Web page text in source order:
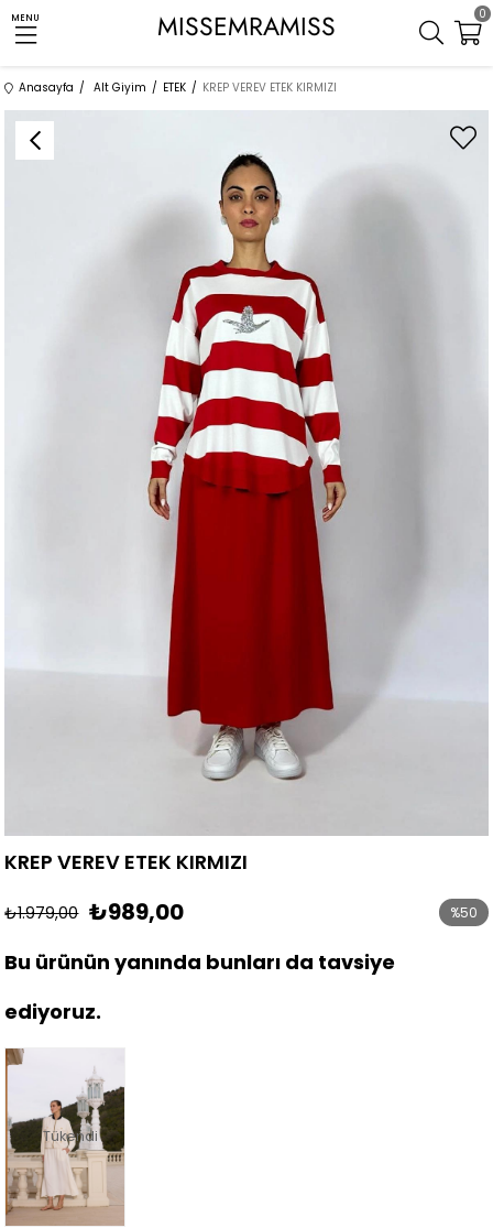
MENU MISSEMRAMISS 0
Anasayfa Alt Giyim ETEK KREP VEREV ETEK KIRMIZI
KREP VEREV ETEK KIRMIZI
₺1.979,00 ₺989,00 %50
Bu ürünün yanında bunları da tavsiye
ediyoruz.
Tükendi